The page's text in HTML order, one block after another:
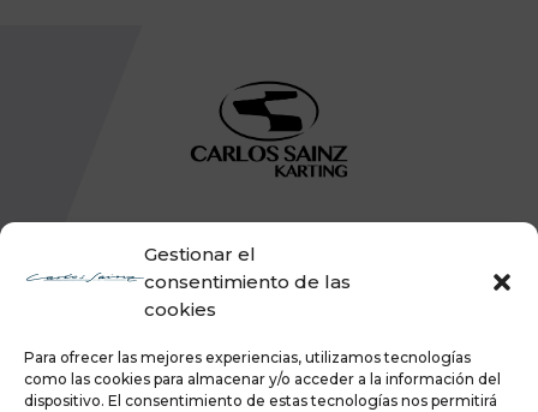
Gestionar el
consentimiento de las
cookies
Para ofrecer las mejores experiencias, utilizamos tecnologías
como las cookies para almacenar y/o acceder a la información del
dispositivo. El consentimiento de estas tecnologías nos permitirá